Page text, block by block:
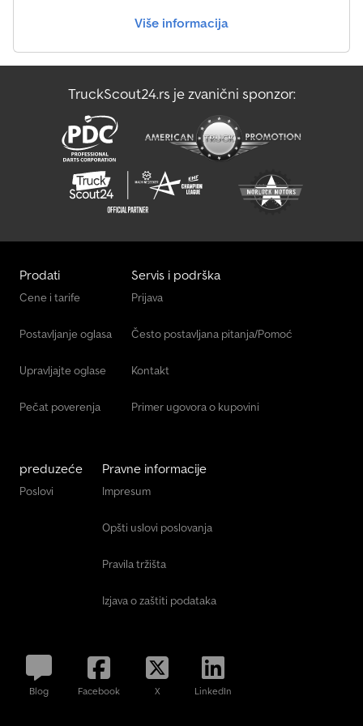
Više informacija
TruckScout24.rs je zvanični sponzor:
Prodati
Cene i tarife
Postavljanje oglasa
Upravljajte oglase
Pečat poverenja
Servis i podrška
Prijava
Često postavljana pitanja/Pomoć
Kontakt
Primer ugovora o kupovini
preduzeće
Poslovi
Pravne informacije
Impresum
Opšti uslovi poslovanja
Pravila tržišta
Izjava o zaštiti podataka
Blog Facebook X LinkedIn